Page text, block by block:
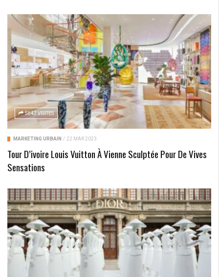
5847 VISITES
MARKETING URBAIN / 22 MAR 2023
Tour D’ivoire Louis Vuitton À Vienne Sculptée Pour De Vives
Sensations